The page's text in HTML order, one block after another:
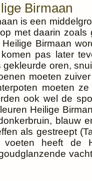
Birmaan
is een
met daarin zoals
Birmaan
pas later
gekleurde oren,
moeten
moeten
ook wel de
Heilige
blauw
als gestreept
heeft de